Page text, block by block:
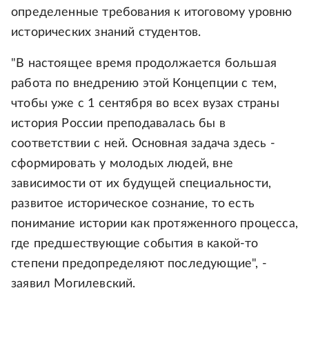
определенные требования к итоговому уровню
исторических знаний студентов.
"В настоящее время продолжается большая
работа по внедрению этой Концепции с тем,
чтобы уже с 1 сентября во всех вузах страны
история России преподавалась бы в
соответствии с ней. Основная задача здесь -
сформировать у молодых людей, вне
зависимости от их будущей специальности,
развитое историческое сознание, то есть
понимание истории как протяженного процесса,
где предшествующие события в какой-то
степени предопределяют последующие", -
заявил Могилевский.